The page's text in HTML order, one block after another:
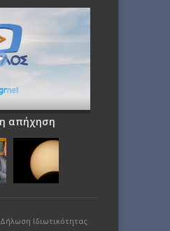
απήχηση
Δήλωση Ιδιωτικότητας